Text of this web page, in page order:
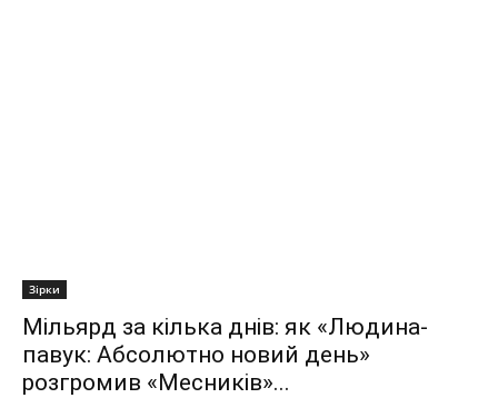
Зірки
Мільярд за кілька днів: як «Людина-
павук: Абсолютно новий день»
розгромив «Месників»...